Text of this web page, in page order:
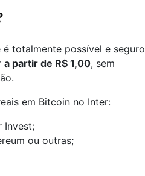
totalmente possível e seguro
a partir de R$ 1,00, sem
em Bitcoin no Inter:
Invest;
ou outras;